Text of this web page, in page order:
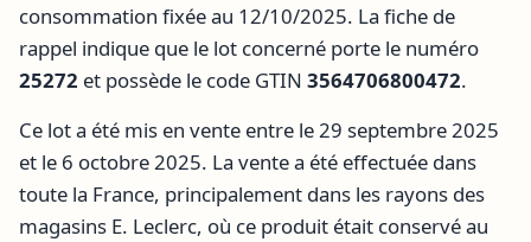
consommation fixée au 12/10/2025. La fiche de
rappel indique que le lot concerné porte le numéro
25272 et possède le code GTIN 3564706800472.
Ce lot a été mis en vente entre le 29 septembre 2025
et le 6 octobre 2025. La vente a été effectuée dans
toute la France, principalement dans les rayons des
magasins E. Leclerc, où ce produit était conservé au